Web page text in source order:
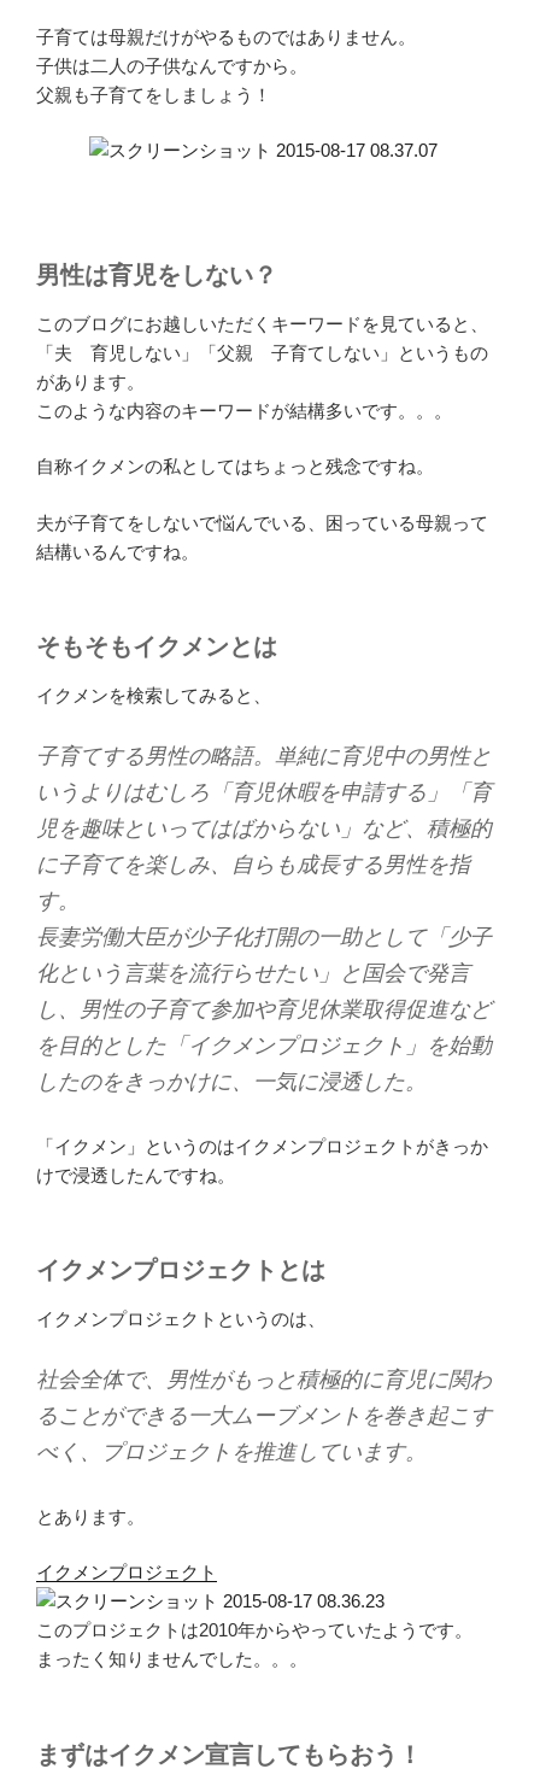
子育ては母親だけがやるものではありません。
子供は二人の子供なんですから。
父親も子育てをしましょう！
男性は育児をしない？
このブログにお越しいただくキーワードを見ていると、
「夫 育児しない」「父親 子育てしない」というもの
があります。
このような内容のキーワードが結構多いです。。。
自称イクメンの私としてはちょっと残念ですね。
夫が子育てをしないで悩んでいる、困っている母親って
結構いるんですね。
そもそもイクメンとは
イクメンを検索してみると、
子育てする男性の略語。単純に育児中の男性と
いうよりはむしろ「育児休暇を申請する」「育
児を趣味といってはばからない」など、積極的
に子育てを楽しみ、自らも成長する男性を指
す。
長妻労働大臣が少子化打開の一助として「少子
化という言葉を流行らせたい」と国会で発言
し、男性の子育て参加や育児休業取得促進など
を目的とした「イクメンプロジェクト」を始動
したのをきっかけに、一気に浸透した。
「イクメン」というのはイクメンプロジェクトがきっか
けで浸透したんですね。
イクメンプロジェクトとは
イクメンプロジェクトというのは、
社会全体で、男性がもっと積極的に育児に関わ
ることができる一大ムーブメントを巻き起こす
べく、プロジェクトを推進しています。
とあります。
イクメンプロジェクト
このプロジェクトは2010年からやっていたようです。
まったく知りませんでした。。。
まずはイクメン宣言してもらおう！